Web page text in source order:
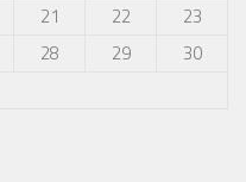
21 22
23
28 29
30